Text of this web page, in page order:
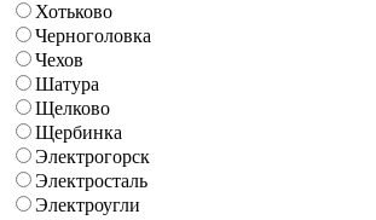
Хотьково
Черноголовка
Чехов
Шатура
Щелково
Щербинка
Электрогорск
Электросталь
Электроугли